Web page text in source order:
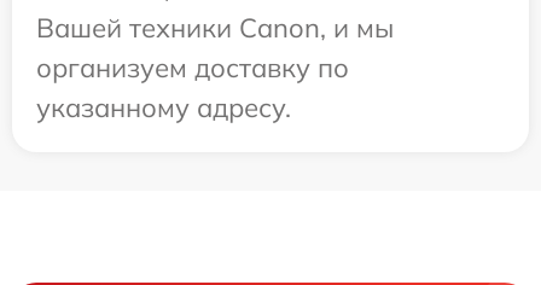
Вашей техники Canon, и мы
организуем доставку по
указанному адресу.